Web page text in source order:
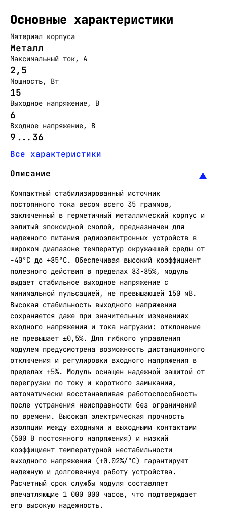
Основные характеристики
Материал корпуса
Металл
Максимальный ток, А
2,5
Мощность, Вт
15
Выходное напряжение, В
6
Входное напряжение, В
9...36
Все характеристики
Описание
Компактный стабилизированный источник
постоянного тока весом всего 35 граммов,
заключенный в герметичный металлический корпус и
залитый эпоксидной смолой, предназначен для
надежного питания радиоэлектронных устройств в
широком диапазоне температур окружающей среды от
-40°C до +85°C. Обеспечивая высокий коэффициент
полезного действия в пределах 83-85%, модуль
выдает стабильное выходное напряжение с
минимальной пульсацией, не превышающей 150 мВ.
Высокая стабильность выходного напряжения
сохраняется даже при значительных изменениях
входного напряжения и тока нагрузки: отклонение
не превышает ±0,5%. Для гибкого управления
модулем предусмотрена возможность дистанционного
отключения и регулировки входного напряжения в
пределах ±5%. Модуль оснащен надежной защитой от
перегрузки по току и короткого замыкания,
автоматически восстанавливая работоспособность
после устранения неисправности без ограничений
по времени. Высокая электрическая прочность
изоляции между входными и выходными контактами
(500 В постоянного напряжения) и низкий
коэффициент температурной нестабильности
выходного напряжения (±0.02%/°C) гарантируют
надежную и долговечную работу устройства.
Расчетный срок службы модуля составляет
впечатляющие 1 000 000 часов, что подтверждает
его высокую надежность.